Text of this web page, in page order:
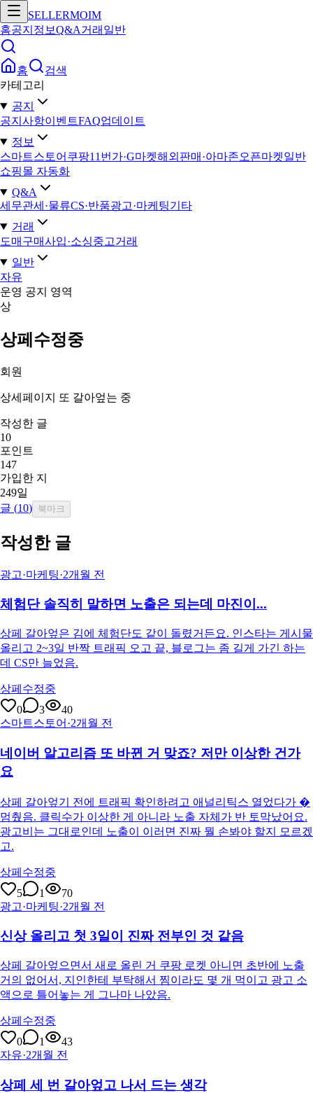
SELLERMOIM
홈공지 정보Q&A거래 일반
홈
검색
카테고리
공지
공지사항이벤트FAQ업데이트
정보
스마트스토어 쿠팡11번가·G마켓해외판매·아마존오픈마켓일반
쇼핑몰 자동화
Q&A
세무관세·물류CS·반품광고·마케팅기타
거래
도매구매사입·소싱중고거래
일반
자유
운영 공지 영역
상
상페수정중
회원
상세페이지 또 갈아엎는 중
작성한 글
10
포인트
147
가입한 지
249일
글 (10) 북마크
작성한 글
광고·마케팅·2개월 전
체험단 솔직히 말하면 노출은 되는데 마진이...
상페 갈아엎은 김에 체험단도 같이 돌렸거든요. 인스타는 게시물
올리고 2~3일 반짝 트래픽 오고 끝, 블로그는 좀 길게 가긴 하는
데 CS만 늘었음.
상페수정중
0
3
40
스마트스토어 ·2개월 전
네이버 알고리즘 또 바뀐 거 맞죠? 저만 이상한 건가
요
상페 갈아엎기 전에 트래픽 확인하려고 애널리틱스 열었다가 �
멈췄음. 클릭수가 이상한 게 아니라 노출 자체가 반 토막났어요.
광고비는 그대로인데 노출이 이러면 진짜 뭘 손봐야 할지 모르겠
고.
상페수정중
5
1
70
광고·마케팅·2개월 전
신상 올리고 첫 3일이 진짜 전부인 것 같음
상페 갈아엎으면서 새로 올린 거 쿠팡 로켓 아니면 초반에 노출
거의 없어서, 지인한테 부탁해서 찜이라도 몇 개 먹이고 광고 소
액으로 틀어놓는 게 그나마 나았음.
상페수정중
0
1
43
자유·2개월 전
상페 세 번 갈아엎고 나서 드는 생각